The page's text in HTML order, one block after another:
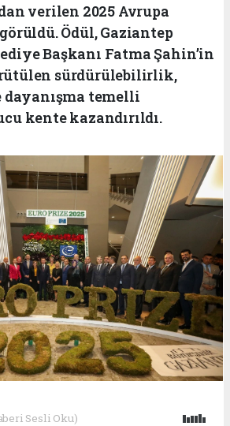
verilen 2025 Avrupa
Ödül, Gaziantep
Başkanı Fatma Şahin’in
sürdürülebilirlik,
temelli
kente kazandırıldı.
Sesli Oku)